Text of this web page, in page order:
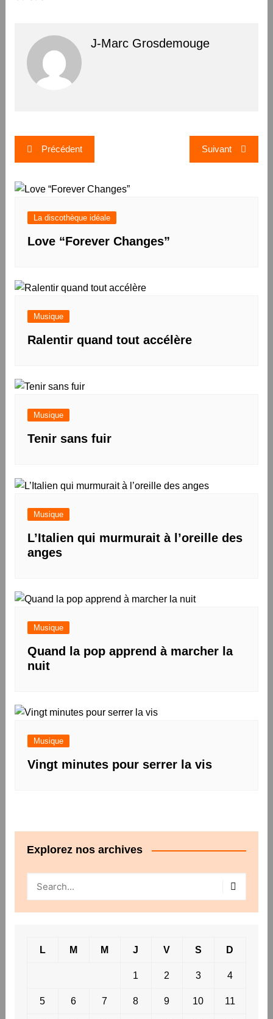
J-Marc Grosdemouge
Navigation
de
l’article
Précédent Suivant
La discothèque idéale
Love “Forever Changes”
Musique
Ralentir quand tout accélère
Musique
Tenir sans fuir
Musique
L’Italien qui murmurait à l’oreille des
anges
Musique
Quand la pop apprend à marcher la
nuit
Musique
Vingt minutes pour serrer la vis
Explorez nos archives
L M M J V S D
1 2 3 4
5 6 7 8 9 10 11